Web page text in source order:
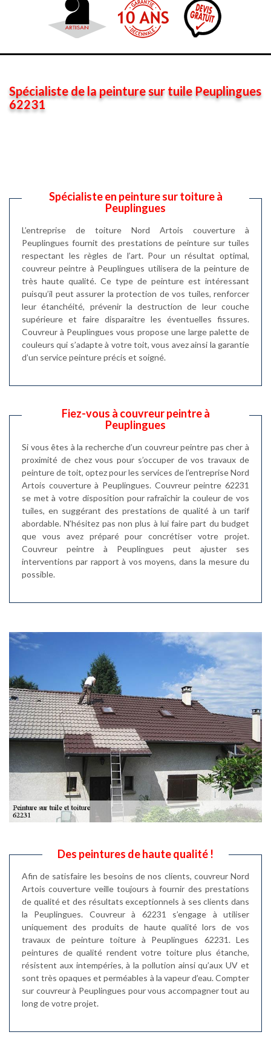
Spécialiste de la peinture sur tuile Peuplingues
62231
Spécialiste en peinture sur toiture à
Peuplingues
L’entreprise de toiture Nord Artois couverture à
Peuplingues fournit des prestations de peinture sur tuiles
respectant les règles de l’art. Pour un résultat optimal,
couvreur peintre à Peuplingues utilisera de la peinture de
très haute qualité. Ce type de peinture est intéressant
puisqu’il peut assurer la protection de vos tuiles, renforcer
leur étanchéité, prévenir la destruction de leur couche
supérieure et faire disparaitre les éventuelles fissures.
Couvreur à Peuplingues vous propose une large palette de
couleurs qui s’adapte à votre toit, vous avez ainsi la garantie
d’un service peinture précis et soigné.
Fiez-vous à couvreur peintre à
Peuplingues
Si vous êtes à la recherche d’un couvreur peintre pas cher à
proximité de chez vous pour s’occuper de vos travaux de
peinture de toit, optez pour les services de l’entreprise Nord
Artois couverture à Peuplingues. Couvreur peintre 62231
se met à votre disposition pour rafraîchir la couleur de vos
tuiles, en suggérant des prestations de qualité à un tarif
abordable. N’hésitez pas non plus à lui faire part du budget
que vous avez préparé pour concrétiser votre projet.
Couvreur peintre à Peuplingues peut ajuster ses
interventions par rapport à vos moyens, dans la mesure du
possible.
Des peintures de haute qualité !
Afin de satisfaire les besoins de nos clients, couvreur Nord
Artois couverture veille toujours à fournir des prestations
de qualité et des résultats exceptionnels à ses clients dans
la Peuplingues. Couvreur à 62231 s’engage à utiliser
uniquement des produits de haute qualité lors de vos
travaux de peinture toiture à Peuplingues 62231. Les
peintures de qualité rendent votre toiture plus étanche,
résistent aux intempéries, à la pollution ainsi qu’aux UV et
sont très opaques et perméables à la vapeur d’eau. Compter
sur couvreur à Peuplingues pour vous accompagner tout au
long de votre projet.